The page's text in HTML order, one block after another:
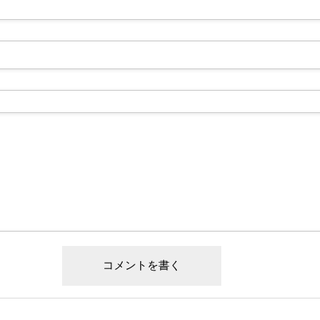
キラビト』に武術太極拳・三船仁選手が出演！